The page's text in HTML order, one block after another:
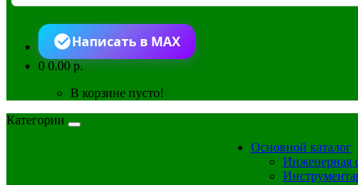
Написать в MAX
00.00 р.
В корзине пусто!
Категории
Основной каталог
Инженерная